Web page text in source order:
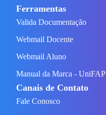
Ferramentas
Valida Documentação
Webmail Docente
Webmail Aluno
Manual da Marca - UniFAP
Canais de Contato
Fale Conosco